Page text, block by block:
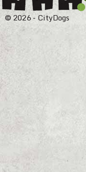
© 2026 - CityDogs